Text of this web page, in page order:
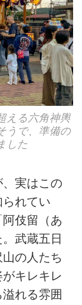
える六角神輿
うで、準備の
した
実はこの
れてい
伎留（あ
武蔵五日
の人たち
キレキレ
れる雰囲